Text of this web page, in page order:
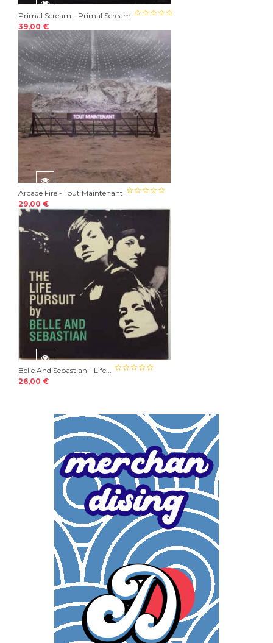
Primal Scream - Primal Scream
39,00 €
Arcade Fire - Tout Maintenant
29,00 €
Belle And Sebastian - Life...
26,00 €